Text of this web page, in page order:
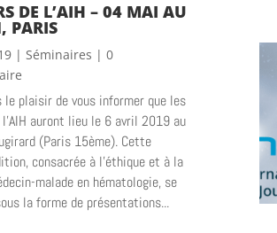
DE L’AIH – 04 MAI AU
PARIS
|Séminaires | 0
le plaisir de vous informer que les
auront lieu le 6 avril 2019 au
(Paris 15ème). Cette
consacrée à l’éthique et à la
malade en hématologie, se
la forme de présentations...